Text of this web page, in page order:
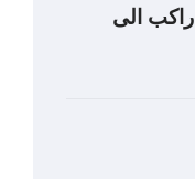
ايجار كوستر 21 راكب الى